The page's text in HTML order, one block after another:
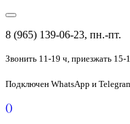
8 (965) 139-06-23, пн.-пт.
Звонить 11-19 ч, приезжать 15-
Подключен WhatsApp и
()